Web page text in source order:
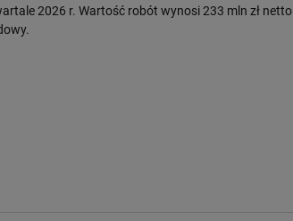
2026 r. Wartość robót wynosi 233 mln zł netto